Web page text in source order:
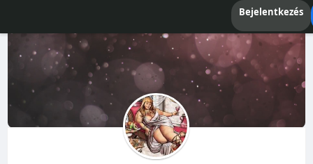
Bejelentkezés